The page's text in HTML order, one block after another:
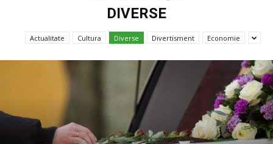
Online
DIVERSE
Actualitate Cultura Diverse Divertisment Economie